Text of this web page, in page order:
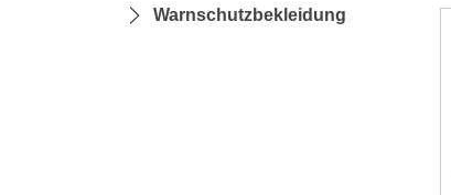
Warnschutzbekleidung